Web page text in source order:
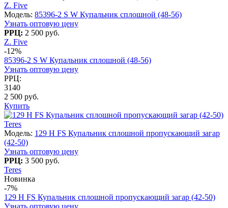
Z. Five
Модель: 85396-2 S W Купальник сплошной (48-56)
Узнать оптовую цену
РРЦ: 2 500 руб.
Z. Five
-12%
85396-2 S W Купальник сплошной (48-56)
Узнать оптовую цену
РРЦ:
3140
2 500 руб.
Купить
Teres
Модель: 129 H FS Купальник сплошной пропускающий загар
(42-50)
Узнать оптовую цену
РРЦ: 3 500 руб.
Teres
Новинка
-7%
129 H FS Купальник сплошной пропускающий загар (42-50)
Узнать оптовую цену